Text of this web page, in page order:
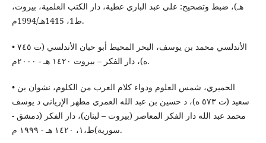
هـ)، ضبط وتصحيح: علي عبد الباري عطية، دار الكتب العلمية، بيروت،
ط1، 1415هـ/1994م.
• الأندلسي محمد بن يوسف، البحر المحيط أبو حيان الأندلسي (ت ٧٤٥
ه)، دار الفكر – بيروت ١٤٢٠ هـ - ٢٠٠٠م.
• الحميري، شمس العلوم ودواء كلام العرب من الكلوم، نشوان بن
سعيد (ت ٥٧٣ ه)، د حسين بن عبد الله العمري مطهر الإرياني د يوسف
محمد عبد الله دار الفكر المعاصر (بيروت – لبنان)، دار الفكر (دمشق -
سورية)ط،١، ١٤٢٠ هـ - ١٩٩٩ م.